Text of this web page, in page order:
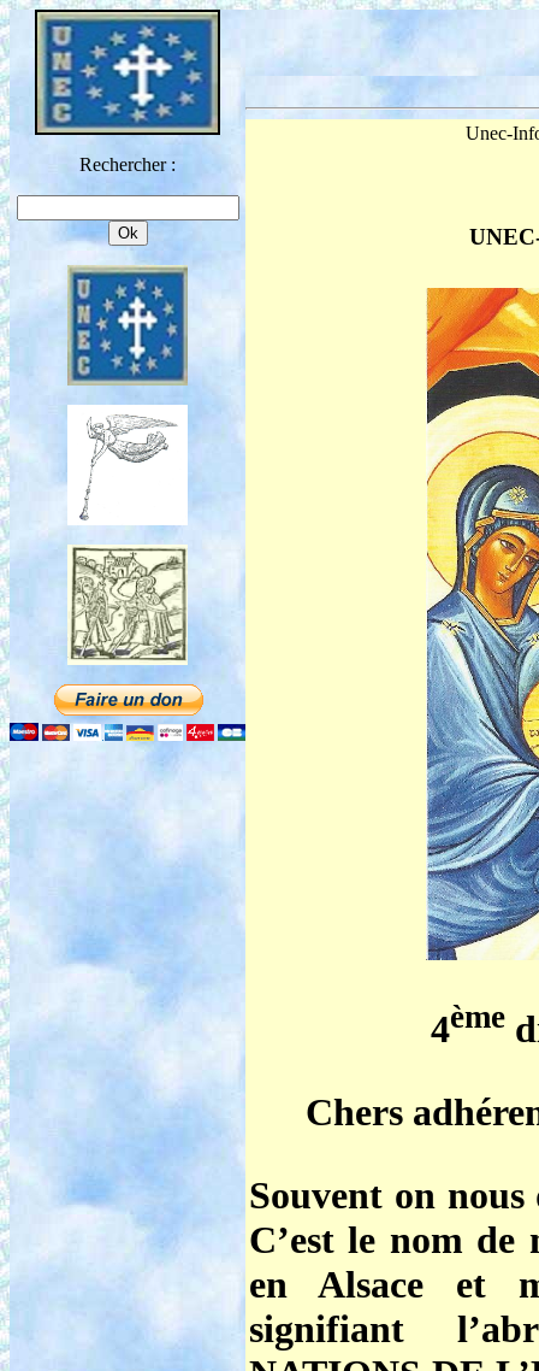
Rechercher :
Unec-
4ème
Chers
Souvent on
C’est le nom de
en Alsace et
signifiant